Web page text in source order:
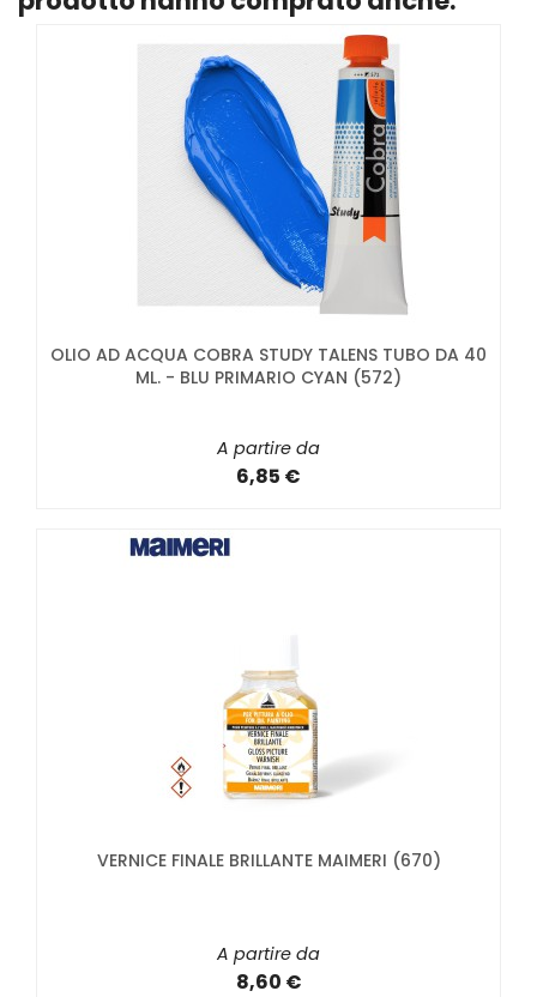
OLIO AD ACQUA COBRA STUDY TALENS TUBO DA 40
ML. - BLU PRIMARIO CYAN (572)
A partire da
6,85 €
VERNICE FINALE BRILLANTE MAIMERI (670)
A partire da
8,60 €